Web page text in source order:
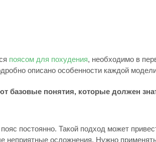
поясом для похудения, необходимо в
описано особенности каждой
базовые понятия, которые должен
постоянно. Такой подход может
неприятные осложнения. Нужно